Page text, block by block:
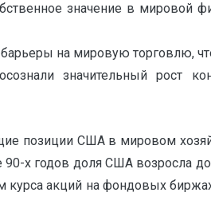
значение в мировой
на мировую торговлю,
значительный рост
позиции США в мировом
х годов доля США возросла до
акций на фондовых